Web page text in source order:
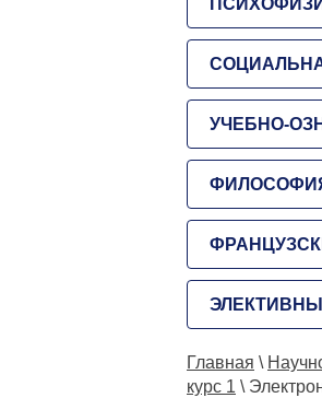
УЧЕБНО-
Главная \
курс 1 \